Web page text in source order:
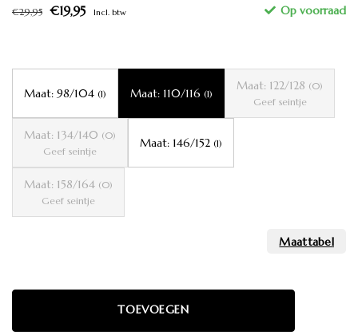
€29,95 €19,95 Incl. btw
Maat: 98/104 (1) Maat: 110/116 (1)
Maat: 122/128 (0)
Geef seintje
Maat: 134/140 (0)
Geef seintje
Maat: 146/152 (1)
Maat: 158/164 (0)
Geef seintje